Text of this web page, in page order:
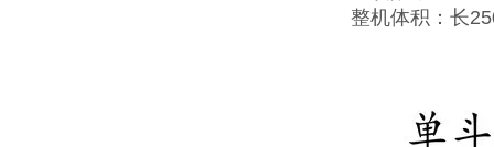
整机体积：长